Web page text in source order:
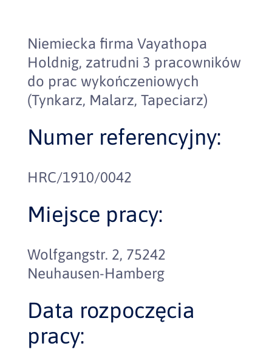
Niemiecka firma Vayathopa
Holdnig, zatrudni 3 pracowników
do prac wykończeniowych
(Tynkarz, Malarz, Tapeciarz)
Numer referencyjny:
HRC/1910/0042
Miejsce pracy:
Wolfgangstr. 2, 75242
Neuhausen-Hamberg
Data rozpoczęcia
pracy: